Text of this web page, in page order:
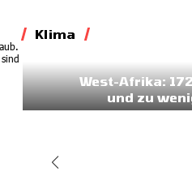
Klima
West-Afrika:
und zu